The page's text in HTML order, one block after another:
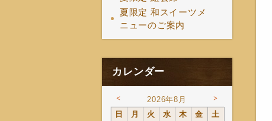
夏限定 和スイーツメ
ニューのご案内
カレンダー
< 2026年8月 >
日 月 火 水 木 金
土